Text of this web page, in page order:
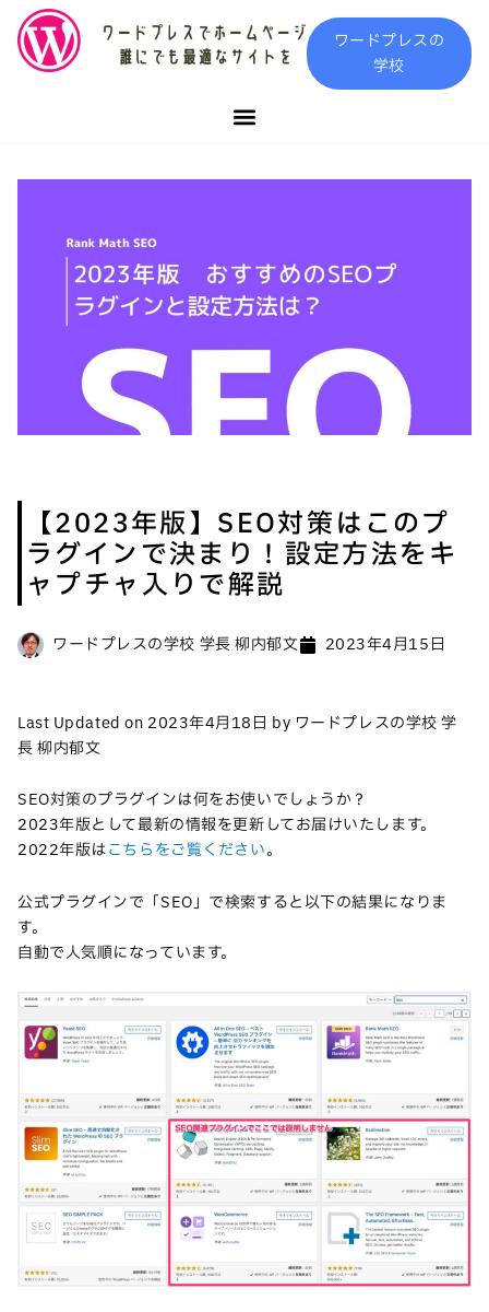
ワードプレスの
学校
【2023年版】SEO対策はこのプ
ラグインで決まり！設定方法をキ
ャプチャ入りで解説
ワードプレスの学校 学長 柳内郁文 2023年4月15日
Last Updated on 2023年4月18日 by ワードプレスの学校 学
長 柳内郁文
SEO対策のプラグインは何をお使いでしょうか？
2023年版として最新の情報を更新してお届けいたします。
2022年版はこちらをご覧ください。
公式プラグインで「SEO」で検索すると以下の結果になりま
す。
自動で人気順になっています。